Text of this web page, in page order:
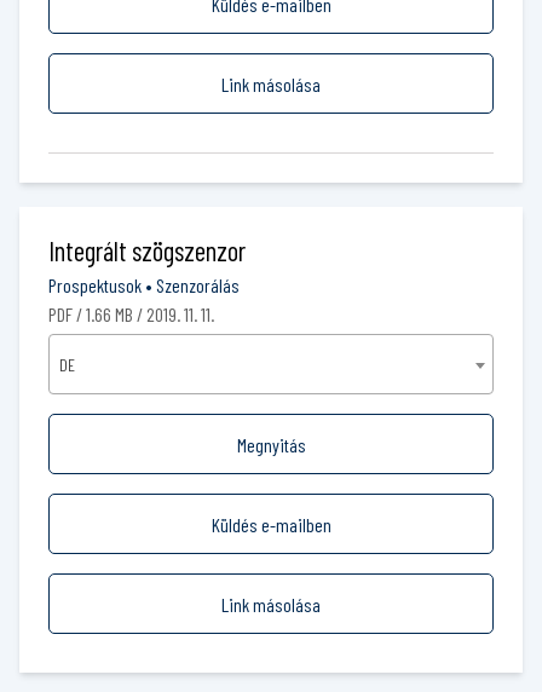
Link másolása
Integrált szögszenzor
Prospektusok • Szenzorálás
PDF / 1.66 MB / 2019. 11. 11.
DE
Megnyitás
Küldés e-mailben
Link másolása